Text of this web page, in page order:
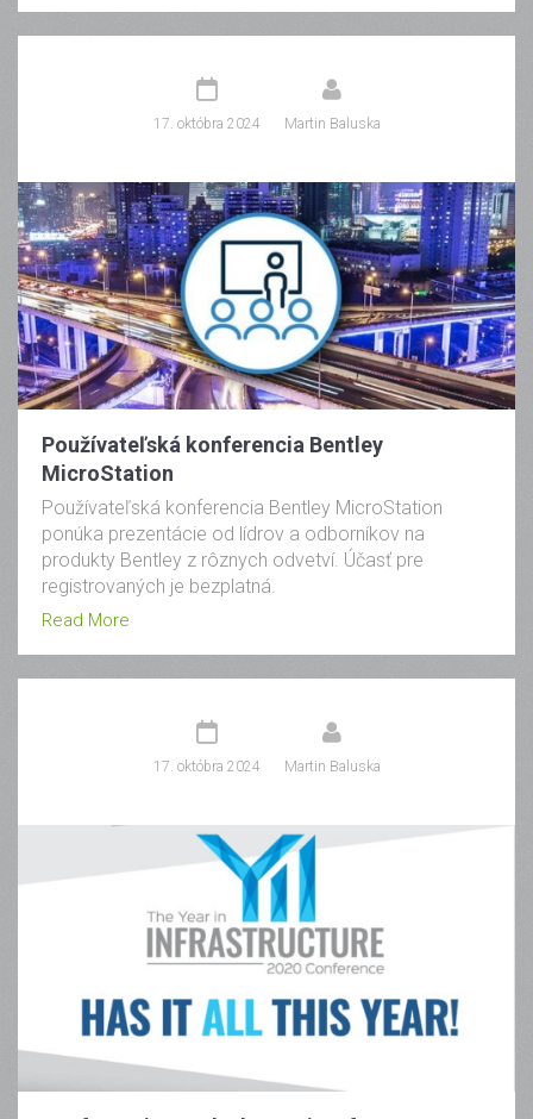
17. októbra 2024 Martin Baluska
Používateľská konferencia Bentley
MicroStation
Používateľská konferencia Bentley MicroStation
ponúka prezentácie od lídrov a odborníkov na
produkty Bentley z rôznych odvetví. Účasť pre
registrovaných je bezplatná.
Read More
17. októbra 2024 Martin Baluska